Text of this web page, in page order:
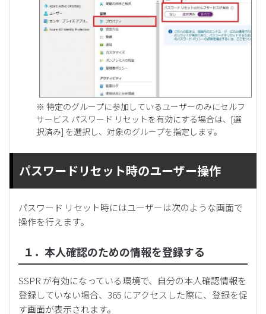
※ 特定のグループに参加しているユーザーのみにセルフ
サービス パスワード リセットを有効にする場合は、[選
択済み] を選択し、対象のグループを指定します。
パスワードリセット時のユーザー操作
パスワード リセット時にはユーザーは次のような画面で
操作を行えます。
１．本人確認のための情報を登録する
SSPR が有効になっている環境で、自分の本人確認情報を
登録していない場合、365 にアクセスした際に、登録を促
す画面が表示されます。